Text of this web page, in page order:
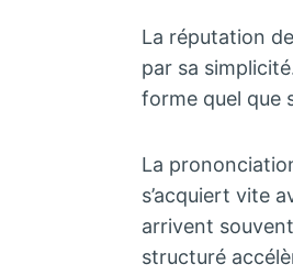
La réputation
par sa
forme quel que
La
s’acquiert vite
arrivent
structuré